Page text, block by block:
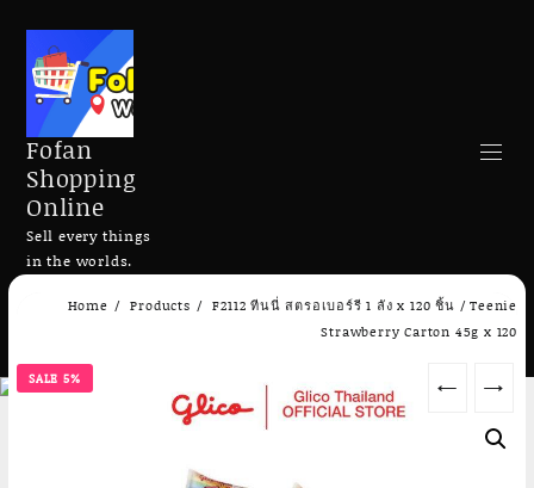
Skip
Fofan
Shopping
Online
Sell every things
in the worlds.
Search
Home Products
F2112 ทีนนี่ สตรอเบอร์รี 1 ลัง x 120 ชิ้น / Teenie
Strawberry Carton 45g x 120
SALE 5% ← →